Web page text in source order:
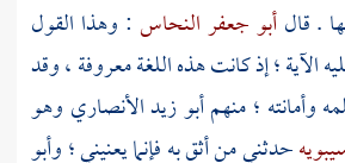
. قالأبو جعفر النحاس : وهذا القول
؛ إذ كانت هذه اللغة معروفة ، وقد
وأمانته ؛ منهمأبو زيد الأنصاري وهو
حدثني من أثق به فإنما يعنيني ؛وأبو